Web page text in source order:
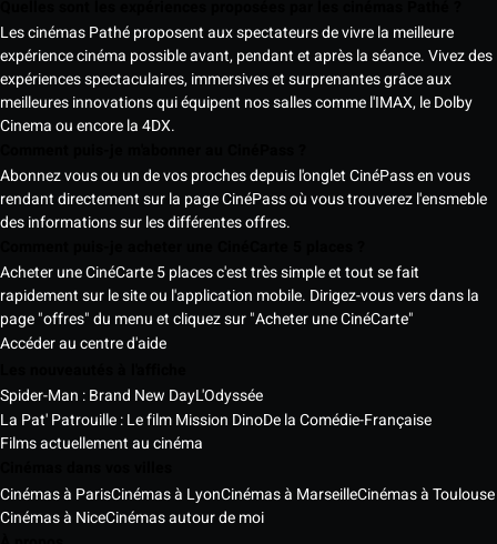
Les cinémas Pathé proposent aux spectateurs de vivre la meilleure
expérience cinéma possible avant, pendant et après la séance. Vivez des
expériences spectaculaires, immersives et surprenantes grâce aux
meilleures innovations qui équipent nos salles comme l'IMAX, le Dolby
Cinema ou encore la 4DX.
Abonnez vous ou un de vos proches depuis l'onglet CinéPass en vous
rendant directement sur la page CinéPass où vous trouverez l'ensmeble
des informations sur les différentes offres.
Acheter une CinéCarte 5 places c'est très simple et tout se fait
rapidement sur le site ou l'application mobile. Dirigez-vous vers dans la
page "offres" du menu et cliquez sur "Acheter une CinéCarte"
Accéder au centre d'aide
Spider-Man : Brand New DayL'Odyssée
La Pat' Patrouille : Le film Mission DinoDe la Comédie-Française
Films actuellement au cinéma
Cinémas à ParisCinémas à LyonCinémas à MarseilleCinémas à Toulouse
Cinémas à NiceCinémas autour de moi